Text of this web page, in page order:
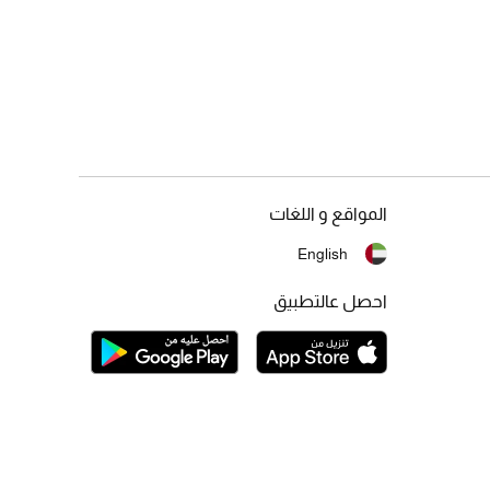
المواقع و اللغات
English
احصل عالتطبيق